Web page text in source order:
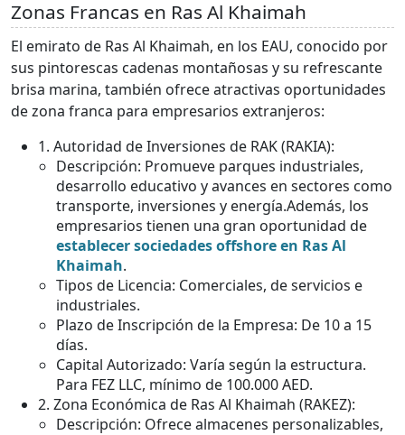
Zonas Francas en Ras Al Khaimah
El emirato de Ras Al Khaimah, en los EAU, conocido por
sus pintorescas cadenas montañosas y su refrescante
brisa marina, también ofrece atractivas oportunidades
de zona franca para empresarios extranjeros:
1. Autoridad de Inversiones de RAK (RAKIA):
Descripción: Promueve parques industriales,
desarrollo educativo y avances en sectores como
transporte, inversiones y energía.Además, los
empresarios tienen una gran oportunidad de
establecer sociedades offshore en Ras Al
Khaimah.
Tipos de Licencia: Comerciales, de servicios e
industriales.
Plazo de Inscripción de la Empresa: De 10 a 15
días.
Capital Autorizado: Varía según la estructura.
Para FEZ LLC, mínimo de 100.000 AED.
2. Zona Económica de Ras Al Khaimah (RAKEZ):
Descripción: Ofrece almacenes personalizables,